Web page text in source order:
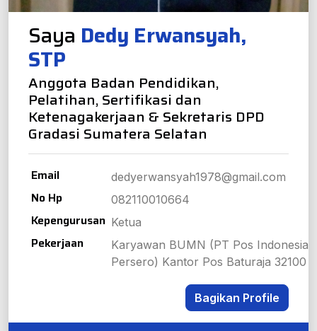
Saya Dedy Erwansyah,
STP
Anggota Badan Pendidikan,
Pelatihan, Sertifikasi dan
Ketenagakerjaan & Sekretaris DPD
Gradasi Sumatera Selatan
Email dedyerwansyah1978@gmail.com
No Hp 082110010664
Kepengurusan Ketua
Pekerjaan
Karyawan BUMN (PT Pos Indonesia
Persero) Kantor Pos Baturaja 32100
Bagikan Profile